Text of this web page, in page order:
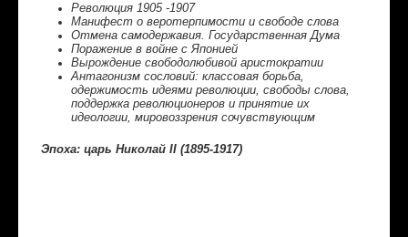
Революция 1905 -1907
Манифест о веротерпимости и свободе слова
Отмена самодержавия. Государственная Дума
Поражение в войне с Японией
Вырождение свободолюбивой аристократии
Антагонизм сословий: классовая борьба,
одержимость идеями революции, свободы слова,
поддержка революционеров и принятие их
идеологии, мировоззрения сочувствующим
Эпоха: царь Николай II (1895-1917)